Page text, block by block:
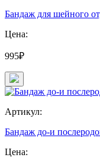
Бандаж для шейного
Цена:
995₽
Артикул:
Бандаж до-и
Цена: